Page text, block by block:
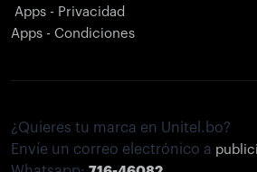
Apps - Privacidad
Apps - Condiciones
¿Quieres tu marca en Unitel.bo?
Envíe un correo electrónico a